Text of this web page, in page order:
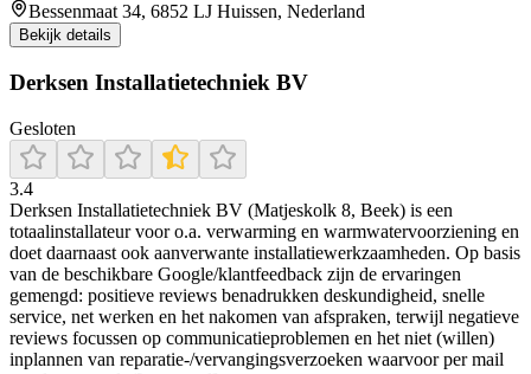
Bessenmaat 34, 6852 LJ Huissen, Nederland
Bekijk details
Derksen Installatietechniek BV
Gesloten
3.4
Derksen Installatietechniek BV (Matjeskolk 8, Beek) is een
totaalinstallateur voor o.a. verwarming en warmwatervoorziening en
doet daarnaast ook aanverwante installatiewerkzaamheden. Op basis
van de beschikbare Google/klantfeedback zijn de ervaringen
gemengd: positieve reviews benadrukken deskundigheid, snelle
service, net werken en het nakomen van afspraken, terwijl negatieve
reviews focussen op communicatieproblemen en het niet (willen)
inplannen van reparatie-/vervangingsverzoeken waarvoor per mail